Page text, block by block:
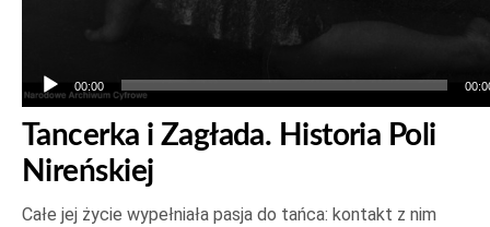
00:00
Tancerka i Zagłada. Historia Poli
Nireńskiej
Całe jej życie wypełniała pasja do tańca: kontakt z nim